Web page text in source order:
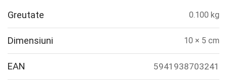
Greutate 0.100 kg
Dimensiuni 10 × 5 cm
EAN 5941938703241